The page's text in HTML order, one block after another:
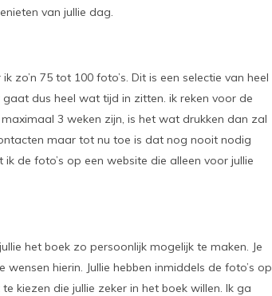
van jullie dag.
75 tot 100 foto’s. Dit is een selectie van heel
dus heel wat tijd in zitten. ik reken voor de
3 weken zijn, is het wat drukken dan zal
maar tot nu toe is dat nog nooit nodig
de foto’s op een website die alleen voor jullie
het boek zo persoonlijk mogelijk te maken. Je
hierin. Jullie hebben inmiddels de foto’s op
kiezen die jullie zeker in het boek willen. Ik ga